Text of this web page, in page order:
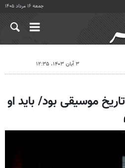
جمعه ۱۶ مرداد ۱۴۰۵
۳ آبان ۱۴۰۳، ۱۲:۳۵
موسیقی بود/ باید او